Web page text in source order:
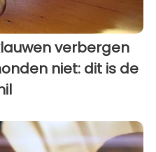
verbergen
niet: dit is de